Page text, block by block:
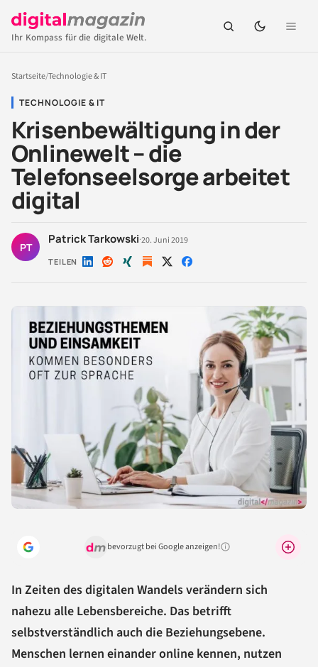
Ihr Kompass für die digitale Welt.
Startseite/Technologie & IT
TECHNOLOGIE & IT
Krisenbewältigung in der
Onlinewelt – die
Telefonseelsorge arbeitet
digital
PT
Patrick Tarkowski·20. Juni 2019
TEILEN Auf Auf Auf Auf Auf
bevorzugt bei Google anzeigen!Warum lohnt sich das?
In Zeiten des digitalen Wandels verändern sich
nahezu alle Lebensbereiche. Das betrifft
selbstverständlich auch die Beziehungsebene.
Menschen lernen einander online kennen, nutzen